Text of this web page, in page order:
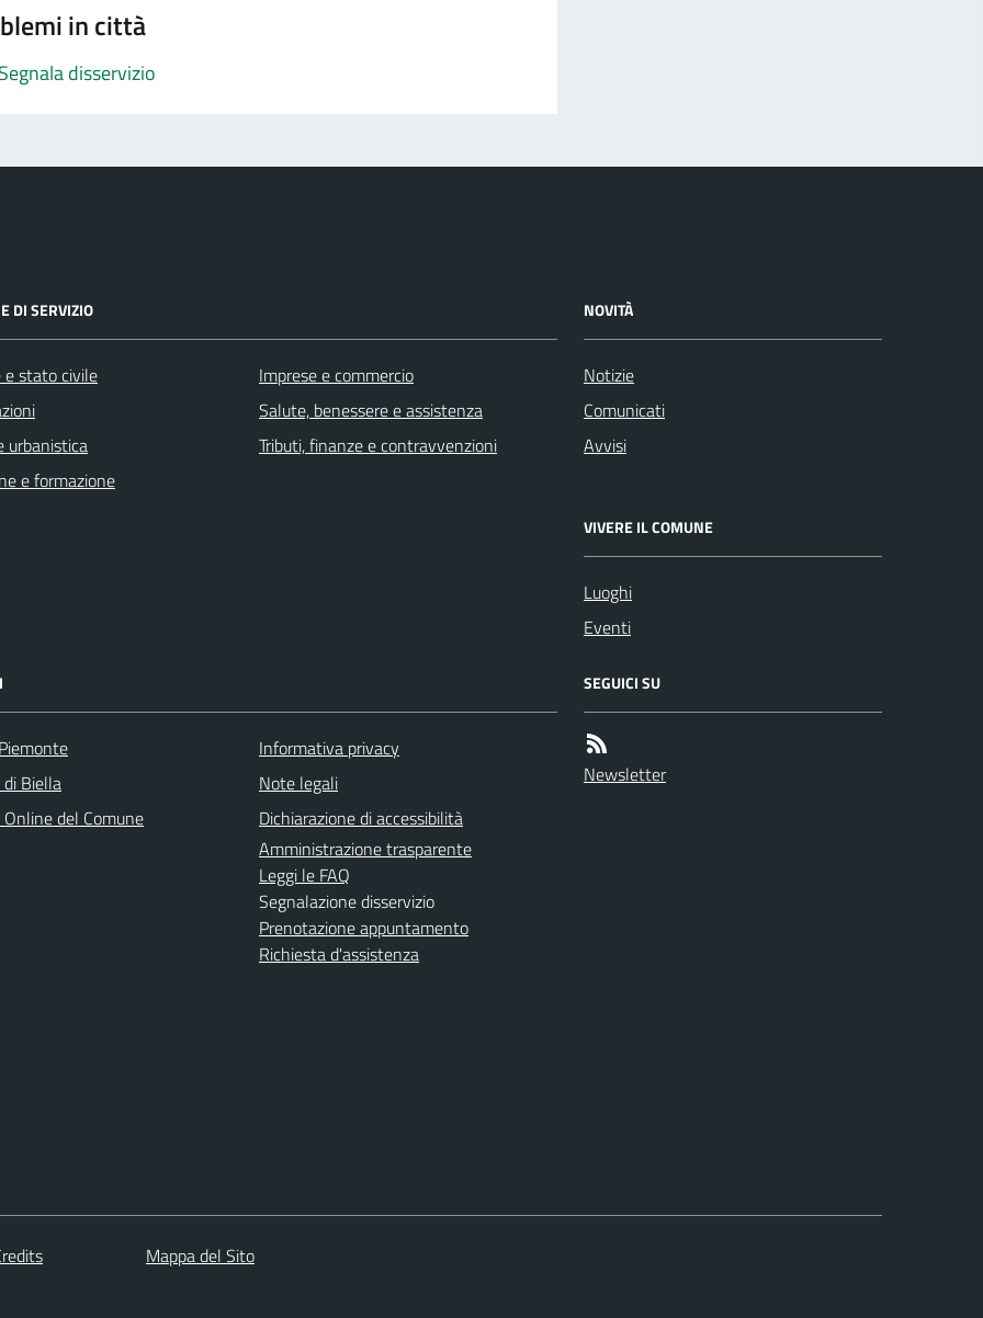
in città
Segnala disservizio
DI SERVIZIO
e stato civile
urbanistica
e formazione
Imprese e commercio
Salute, benessere e assistenza
Tributi, finanze e contravvenzioni
NOVITÀ
Notizie
Comunicati
Avvisi
VIVERE IL COMUNE
Luoghi
Eventi
Biella
del Comune
Informativa privacy
Note legali
Dichiarazione di accessibilità
Amministrazione trasparente
Leggi le FAQ
Segnalazione disservizio
Prenotazione appuntamento
Richiesta d'assistenza
SEGUICI SU
Newsletter
Mappa del Sito